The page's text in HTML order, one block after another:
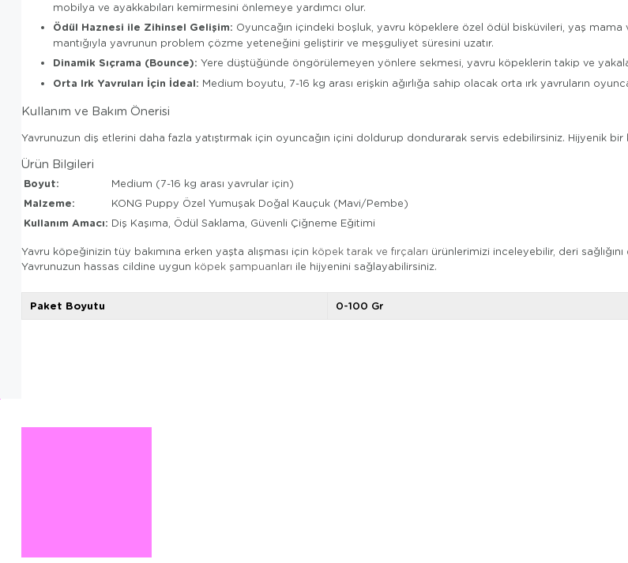
mobilya ve ayakkabıları kemirmesini önlemeye yardımcı olur.
Ödül Haznesi ile Zihinsel Gelişim: Oyuncağın içindeki boşluk, yavru köpeklere özel ödül bisküvileri, yaş mama
mantığıyla yavrunun problem çözme yeteneğini geliştirir ve meşguliyet süresini uzatır.
Dinamik Sıçrama (Bounce): Yere düştüğünde öngörülemeyen yönlere sekmesi, yavru köpeklerin takip ve
Orta Irk Yavruları İçin İdeal: Medium boyutu, 7-16 kg arası erişkin ağırlığa sahip olacak orta ırk yavruların
Kullanım ve Bakım Önerisi
Yavrunuzun diş etlerini daha fazla yatıştırmak için oyuncağın içini doldurup dondurarak servis edebilirsiniz. Hijyenik
Ürün Bilgileri
Boyut: Medium (7-16 kg arası yavrular için)
Malzeme: KONG Puppy Özel Yumuşak Doğal Kauçuk (Mavi/Pembe)
Kullanım Amacı: Diş Kaşıma, Ödül Saklama, Güvenli Çiğneme Eğitimi
Yavru köpeğinizin tüy bakımına erken yaşta alışması için köpek tarak ve fırçaları ürünlerimizi inceleyebilir, deri
Yavrunuzun hassas cildine uygun köpek şampuanları ile hijyenini sağlayabilirsiniz.
Paket Boyutu 0-100 Gr